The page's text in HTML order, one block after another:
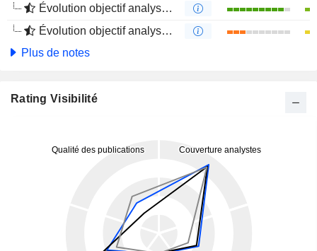
Évolution objectif analystes 1 an
Évolution objectif analystes 4 mois
Plus de notes
Rating Visibilité